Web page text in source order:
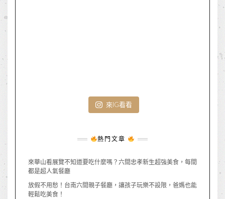
來IG看看
熱門文章
來華山看展覽不知道要吃什麼嗎？六間忠孝新生超強美食，每間
都是超人氣餐廳
放假不用愁！台南六間親子餐廳，讓孩子玩樂不設限，爸媽也能
輕鬆吃美食！